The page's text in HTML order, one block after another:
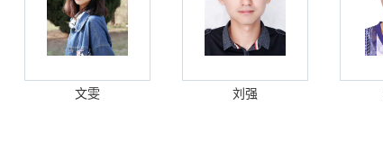
文雯 刘强